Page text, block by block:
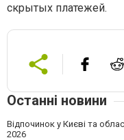
скрытых платежей.
Останні новини
Відпочинок у Києві та
2026